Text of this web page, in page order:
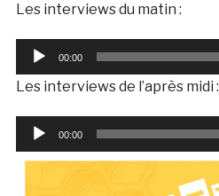
Les interviews du matin :
Lecteur
audio
00:00
Les interviews de l’après midi :
Lecteur
audio
00:00